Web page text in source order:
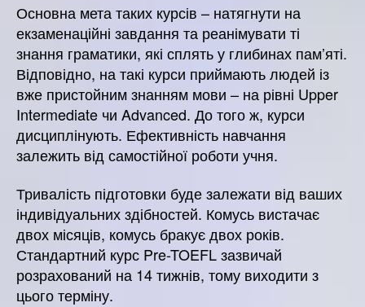
Основна мета таких курсів – натягнути на
екзаменаційні завдання та реанімувати ті
знання граматики, які сплять у глибинах пам’яті.
Відповідно, на такі курси приймають людей із
вже пристойним знанням мови – на рівні Upper
Intermediate чи Advanced. До того ж, курси
дисциплінують. Ефективність навчання
залежить від самостійної роботи учня.
Тривалість підготовки буде залежати від ваших
індивідуальних здібностей. Комусь вистачає
двох місяців, комусь бракує двох років.
Стандартний курс Pre-TOEFL зазвичай
розрахований на 14 тижнів, тому виходити з
цього терміну.